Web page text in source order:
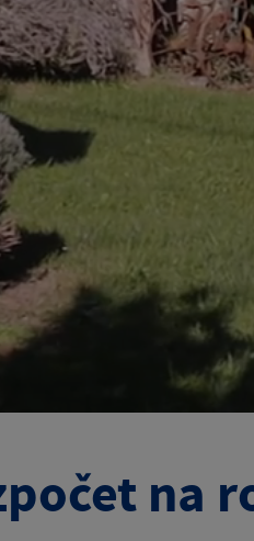
na